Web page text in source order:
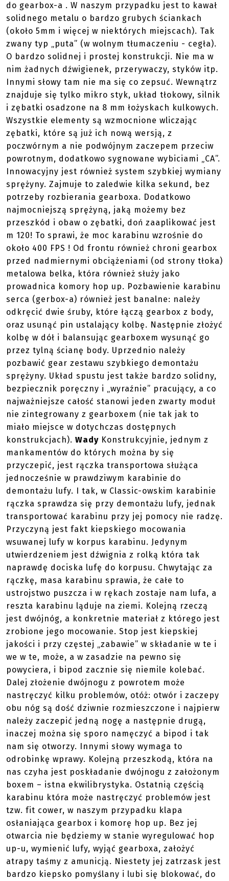
do gearbox-a . W naszym przypadku jest to kawał
solidnego metalu o bardzo grubych ściankach
(około 5mm i więcej w niektórych miejscach). Tak
zwany typ „puta” (w wolnym tłumaczeniu - cegła).
O bardzo solidnej i prostej konstrukcji. Nie ma w
nim żadnych dźwigienek, przerywaczy, styków itp.
Innymi słowy tam nie ma się co zepsuć. Wewnątrz
znajduje się tylko mikro styk, układ tłokowy, silnik
i zębatki osadzone na 8 mm łożyskach kulkowych.
Wszystkie elementy są wzmocnione wliczając
zębatki, które są już ich nową wersją, z
poczwórnym a nie podwójnym zaczepem przeciw
powrotnym, dodatkowo sygnowane wybiciami „CA”.
Innowacyjny jest również system szybkiej wymiany
sprężyny. Zajmuje to zaledwie kilka sekund, bez
potrzeby rozbierania gearboxa. Dodatkowo
najmocniejszą sprężyną, jaką możemy bez
przeszkód i obaw o zębatki, doń zaaplikować jest
m 120! To sprawi, że moc karabinu wzrośnie do
około 400 FPS ! Od frontu również chroni gearbox
przed nadmiernymi obciążeniami (od strony tłoka)
metalowa belka, która również służy jako
prowadnica komory hop up. Pozbawienie karabinu
serca (gerbox-a) również jest banalne: należy
odkręcić dwie śruby, które łączą gearbox z body,
oraz usunąć pin ustalający kolbę. Następnie złożyć
kolbę w dół i balansując gearboxem wysunąć go
przez tylną ścianę body. Uprzednio należy
pozbawić gear zestawu szybkiego demontażu
sprężyny. Układ spustu jest także bardzo solidny,
bezpiecznik poręczny i „wyraźnie” pracujący, a co
najważniejsze całość stanowi jeden zwarty moduł
nie zintegrowany z gearboxem (nie tak jak to
miało miejsce w dotychczas dostępnych
konstrukcjach). Wady Konstrukcyjnie, jednym z
mankamentów do których można by się
przyczepić, jest rączka transportowa służąca
jednocześnie w prawdziwym karabinie do
demontażu lufy. I tak, w Classic-owskim karabinie
rączka sprawdza się przy demontażu lufy, jednak
transportować karabinu przy jej pomocy nie radzę.
Przyczyną jest fakt kiepskiego mocowania
wsuwanej lufy w korpus karabinu. Jedynym
utwierdzeniem jest dźwignia z rolką która tak
naprawdę dociska lufę do korpusu. Chwytając za
rączkę, masa karabinu sprawia, że całe to
ustrojstwo puszcza i w rękach zostaje nam lufa, a
reszta karabinu ląduje na ziemi. Kolejną rzeczą
jest dwójnóg, a konkretnie materiał z którego jest
zrobione jego mocowanie. Stop jest kiepskiej
jakości i przy częstej „zabawie” w składanie w te i
we w te, może, a w zasadzie na pewno się
powyciera, i bipod zacznie się niemile kolebać.
Dalej złożenie dwójnogu z powrotem może
nastręczyć kilku problemów, otóż: otwór i zaczepy
obu nóg są dość dziwnie rozmieszczone i najpierw
należy zaczepić jedną nogę a następnie drugą,
inaczej można się sporo namęczyć a bipod i tak
nam się otworzy. Innymi słowy wymaga to
odrobinkę wprawy. Kolejną przeszkodą, która na
nas czyha jest poskładanie dwójnogu z założonym
boxem – istna ekwilibrystyka. Ostatnią częścią
karabinu która może nastręczyć problemów jest
tzw. fit cower, w naszym przypadku klapa
osłaniająca gearbox i komorę hop up. Bez jej
otwarcia nie będziemy w stanie wyregulować hop
up-u, wymienić lufy, wyjąć gearboxa, założyć
atrapy taśmy z amunicją. Niestety jej zatrzask jest
bardzo kiepsko pomyślany i lubi się blokować, do